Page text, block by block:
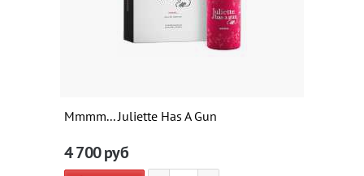
Mmmm... Juliette Has A Gun
4 700руб